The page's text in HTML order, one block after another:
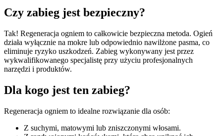
Czy zabieg jest bezpieczny?
Tak! Regeneracja ogniem to całkowicie bezpieczna metoda. Ogień
działa wyłącznie na mokre lub odpowiednio nawilżone pasma, co
eliminuje ryzyko uszkodzeń. Zabieg wykonywany jest przez
wykwalifikowanego specjalistę przy użyciu profesjonalnych
narzędzi i produktów.
Dla kogo jest ten zabieg?
Regeneracja ogniem to idealne rozwiązanie dla osób:
Z suchymi, matowymi lub zniszczonymi włosami.